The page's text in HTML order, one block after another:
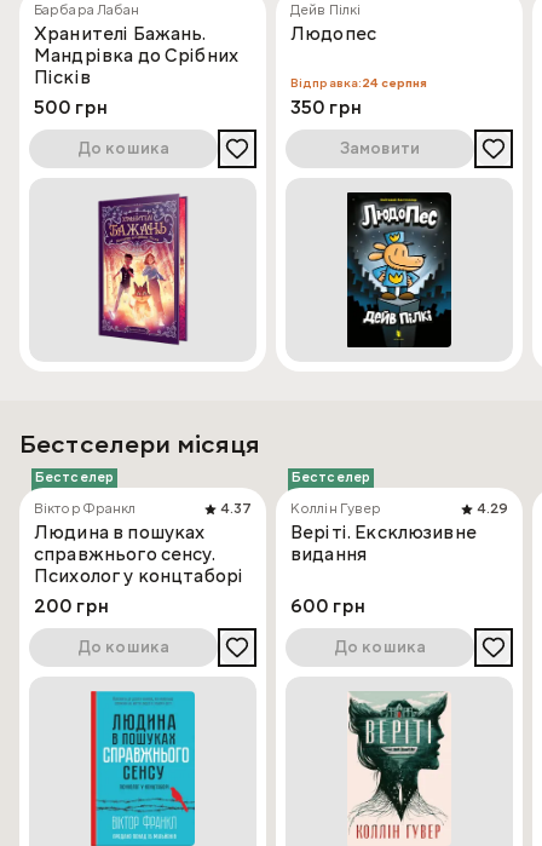
Барбара Лабан
Хранителі Бажань.
Мандрівка до Срібних
Пісків
500 грн
До кошика
Дейв Пілкі
Людопес
Відправка:24 серпня
350 грн
Замовити
Бестселери місяця
Бестселер
Віктор Франкл
4.37
Людина в пошуках
справжнього сенсу.
Психолог у концтаборі
200 грн
До кошика
Бестселер
Коллін Гувер
4.29
Веріті. Ексклюзивне
видання
600 грн
До кошика